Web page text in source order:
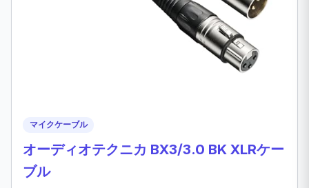
マイクケーブル
オーディオテクニカ BX3/3.0 BK XLRケー
ブル